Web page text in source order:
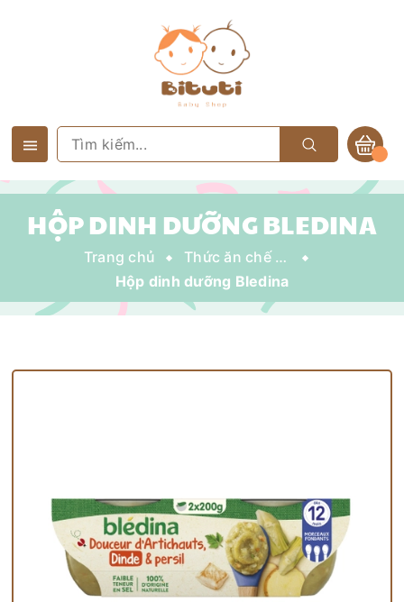
HỘP DINH DƯỠNG BLEDINA
Trang chủ
Thức ăn chế biến sẵn
Hộp dinh dưỡng Bledina